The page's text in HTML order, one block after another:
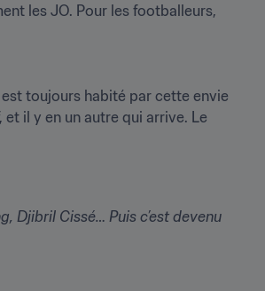
les JO. Pour les footballeurs,
est toujours habité par cette envie
et il y en un autre qui arrive. Le
Djibril Cissé… Puis c’est devenu